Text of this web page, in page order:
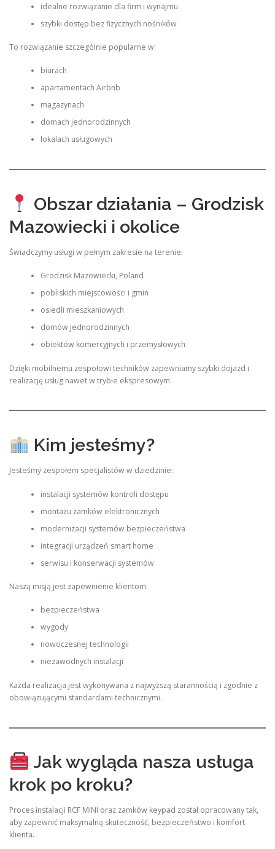
idealne rozwiązanie dla firm i wynajmu
szybki dostęp bez fizycznych nośników
To rozwiązanie szczególnie popularne w:
biurach
apartamentach Airbnb
magazynach
domach jednorodzinnych
lokalach usługowych
Obszar działania – Grodzisk
Mazowiecki i okolice
Świadczymy usługi w pełnym zakresie na terenie:
Grodzisk Mazowiecki, Poland
pobliskich miejscowości i gmin
osiedli mieszkaniowych
domów jednorodzinnych
obiektów komercyjnych i przemysłowych
Dzięki mobilnemu zespołowi techników zapewniamy szybki dojazd i
realizację usług nawet w trybie ekspresowym.
Kim jesteśmy?
Jesteśmy zespołem specjalistów w dziedzinie:
instalacji systemów kontroli dostępu
montażu zamków elektronicznych
modernizacji systemów bezpieczeństwa
integracji urządzeń smart home
serwisu i konserwacji systemów
Naszą misją jest zapewnienie klientom:
bezpieczeństwa
wygody
nowoczesnej technologii
niezawodnych instalacji
Każda realizacja jest wykonywana z najwyższą starannością i zgodnie z
obowiązującymi standardami technicznymi.
Jak wygląda nasza usługa
krok po kroku?
Proces instalacji RCF MINI oraz zamków keypad został opracowany tak,
aby zapewnić maksymalną skuteczność, bezpieczeństwo i komfort
klienta.